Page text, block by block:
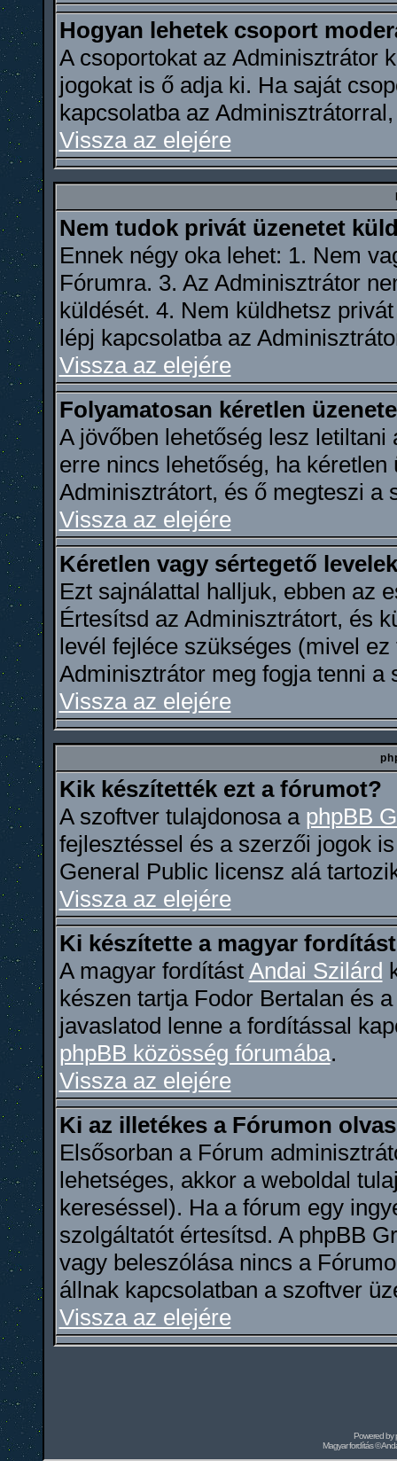
Hogyan lehetek csoport
A csoportokat az Adminisztrátor
jogokat is ő adja ki. Ha saját
kapcsolatba az
Vissza az elejére
Nem tudok privát üzenetet
Ennek négy oka lehet: 1. Nem
Fórumra. 3. Az Adminisztrátor
küldését. 4. Nem küldhetsz
lépj kapcsolatba az
Vissza az elejére
Folyamatosan kéretlen
A jövőben lehetőség lesz
erre nincs lehetőség, ha
Adminisztrátort, és ő megteszi a
Vissza az elejére
Kéretlen vagy sértegető
Ezt sajnálattal halljuk, ebben az
Értesítsd az Adminisztrátort, és
levél fejléce szükséges (mivel
Adminisztrátor meg fogja tenni a
Vissza az elejére
Kik készítették ezt a fórumot?
A szoftver tulajdonosa a phpBB
fejlesztéssel és a szerzői jogok
General Public licensz alá
Vissza az elejére
Ki készítette a magyar
A magyar fordítást Andai Szilárd
készen tartja Fodor Bertalan és
javaslatod lenne a fordítással
phpBB közösség fórumába.
Vissza az elejére
Ki az illetékes a Fórumon
Elsősorban a Fórum
lehetséges, akkor a weboldal
kereséssel). Ha a fórum egy
szolgáltatót értesítsd. A phpBB
vagy beleszólása nincs a
állnak kapcsolatban a szoftver
Vissza az elejére
Powered by
Magyar fordítás ©